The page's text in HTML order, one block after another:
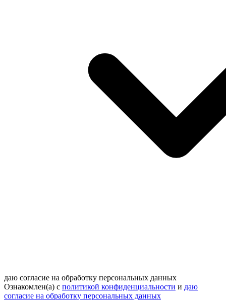
даю согласие на обработку персональных данных
Ознакомлен(а) с политикой конфиденциальности и даю
согласие на обработку персональных данных